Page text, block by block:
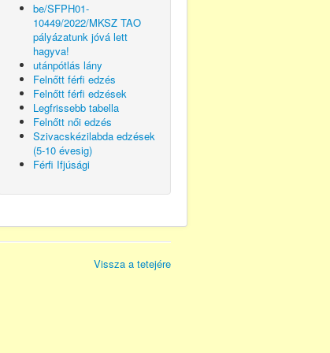
be/SFPH01-
10449/2022/MKSZ TAO
pályázatunk jóvá lett
hagyva!
utánpótlás lány
Felnőtt férfi edzés
Felnőtt férfi edzések
Legfrissebb tabella
Felnőtt női edzés
Szivacskézilabda edzések
(5-10 évesig)
Férfi Ifjúsági
Vissza a tetejére